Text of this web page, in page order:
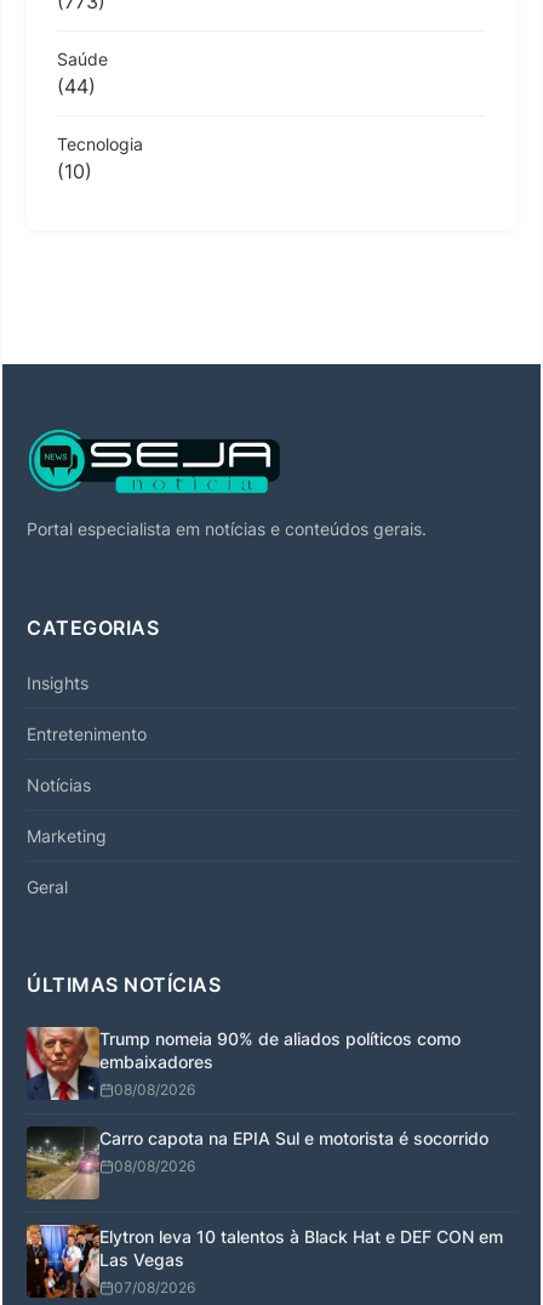
Saúde
(44)
Tecnologia
(10)
Portal especialista em notícias e conteúdos gerais.
CATEGORIAS
Insights
Entretenimento
Notícias
Marketing
Geral
ÚLTIMAS NOTÍCIAS
Trump nomeia 90% de aliados políticos como
embaixadores
08/08/2026
Carro capota na EPIA Sul e motorista é socorrido
08/08/2026
Elytron leva 10 talentos à Black Hat e DEF CON em
Las Vegas
07/08/2026